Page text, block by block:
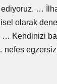
…
olarak
… Kendinizi
… nefes